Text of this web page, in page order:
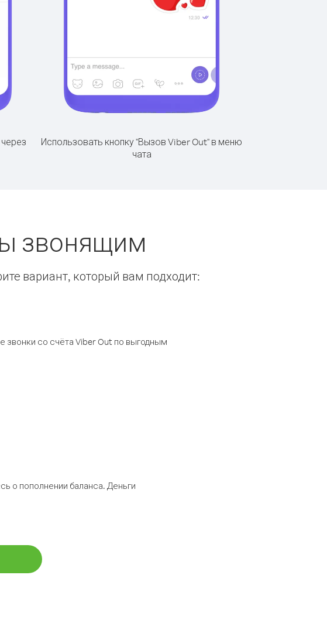
Использовать кнопку "Вызов Viber Out" в меню
чата
звонящим
вариант, который вам подходит:
звонки со счёта Viber Out по выгодным
о пополнении баланса. Деньги